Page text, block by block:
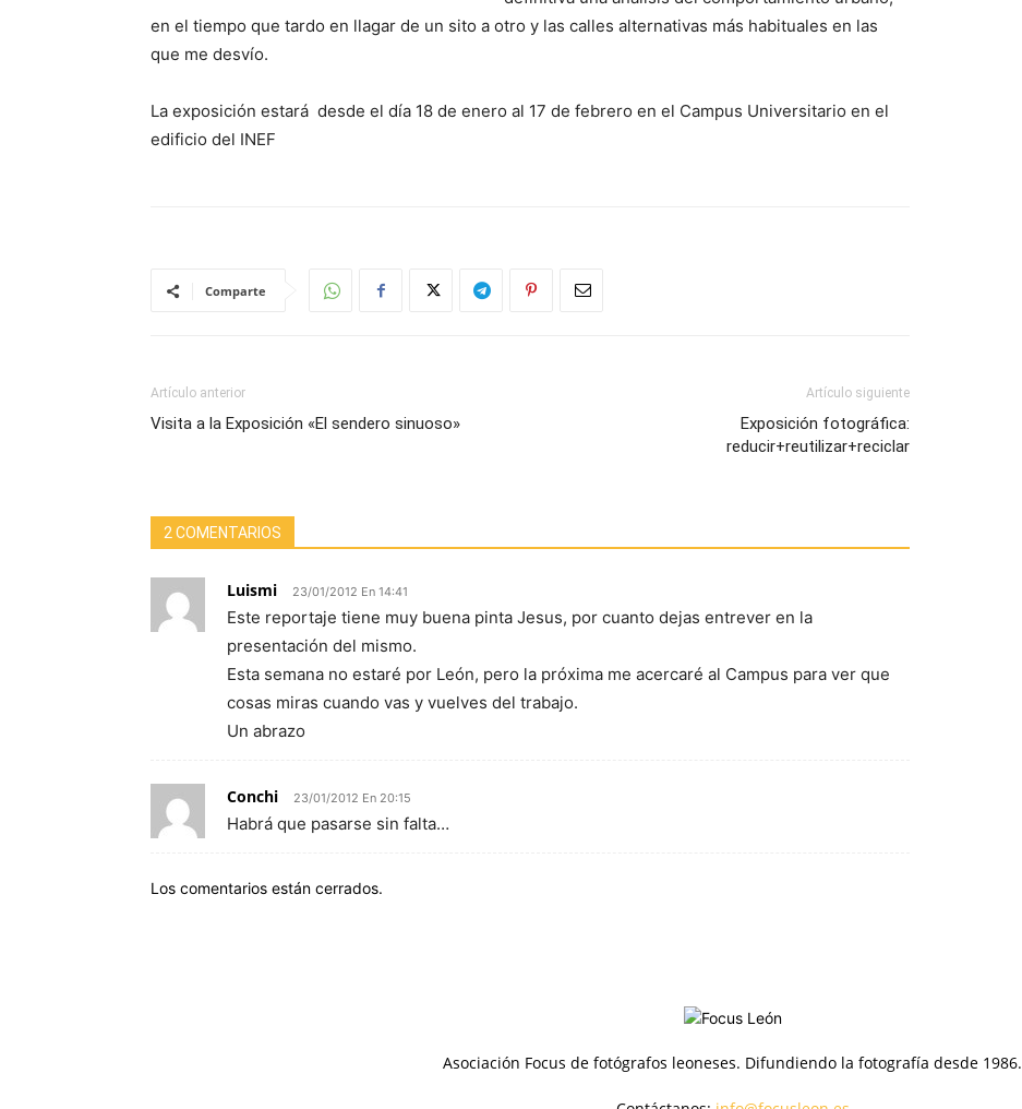
en el tiempo que tardo en llagar de un sito a otro y las calles alternativas más habituales en las
que me desvío.
La exposición estará desde el día 18 de enero al 17 de febrero en el Campus Universitario en el
edificio del INEF
Comparte
Artículo anterior
Visita a la Exposición «El sendero sinuoso»
Artículo siguiente
Exposición fotográfica:
reducir+reutilizar+reciclar
2 COMENTARIOS
Luismi 23/01/2012 En 14:41
Este reportaje tiene muy buena pinta Jesus, por cuanto dejas entrever en la
presentación del mismo.
Esta semana no estaré por León, pero la próxima me acercaré al Campus para ver que
cosas miras cuando vas y vuelves del trabajo.
Un abrazo
Conchi 23/01/2012 En 20:15
Habrá que pasarse sin falta…
Los comentarios están cerrados.
Asociación Focus de fotógrafos leoneses. Difundiendo la fotografía desde 1986.